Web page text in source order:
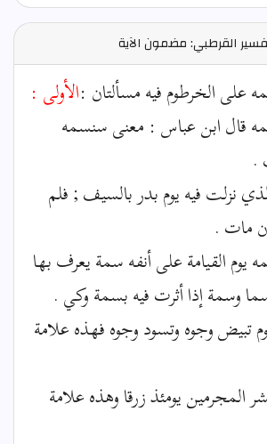
القرطبي: مضمون الآية
على الخرطوم فيه مسألتان :الأولى :
قال ابن عباس : معنى سنسمه
.
نزلت فيه يوم بدر بالسيف ; فلم
مات .
يوم القيامة على أنفه سمة يعرف بها
وسمة إذا أثرت فيه بسمة وكي .
تبيض وجوه وتسود وجوه فهذه علامة
المجرمين يومئذ زرقا وهذه علامة